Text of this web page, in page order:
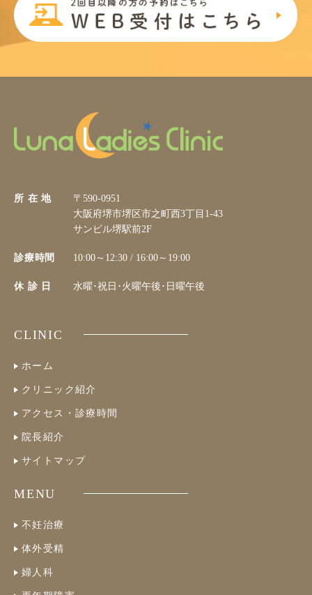
所 在 地
〒590-0951
大阪府堺市堺区市之町西3丁目1-43
サンビル堺駅前2F
診療時間 10:00～12:30 / 16:00～19:00
休 診 日 水曜･祝日･火曜午後･日曜午後
CLINIC
ホーム
クリニック紹介
アクセス・診療時間
院長紹介
サイトマップ
MENU
不妊治療
体外受精
婦人科